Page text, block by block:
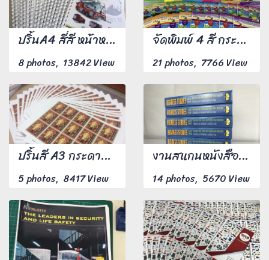
ปริ้นA4 สี่สี หน้าหลัง พร้อมเข้าเล่มสันห่วงพลาสติก (กระดูกงู) 150 ชุด
8 photos, 13842 View
จัดพิมพ์ 4 สี กระดาษอาร์ตมัน 130 แกรม เข้าเล่มไสกาว
21 photos, 7766 View
ปริ้นสี A3 กระดาษอาร์ต 180 แกรม 10,000 แผ่น
5 photos, 8417 View
งานสแกนหนังสือเล่มจริง ปริ้นเข้าเล่มไสกาว (สันกาว)
14 photos, 5670 View